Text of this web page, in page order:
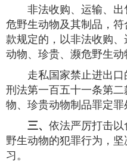
非法收购、运输、出
危野生动物及其制品，
款规定的，以非法收购
动物、珍贵、濒危野生动
走私国家禁止进出口
刑法第一百五十一条第
物、珍贵动物制品罪定罪
三、 依法严厉打击
野生动物的犯罪行为，
习。